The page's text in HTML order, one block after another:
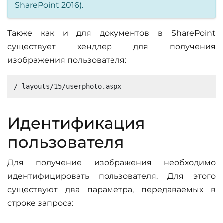
SharePoint 2016).
Также как и для документов в SharePoint
существует хендлер для получения
изображения пользователя:
/_layouts/15/userphoto.aspx
Идентификация
пользователя
Для получение изображения необходимо
идентифицировать пользователя. Для этого
существуют два параметра, передаваемых в
строке запроса: